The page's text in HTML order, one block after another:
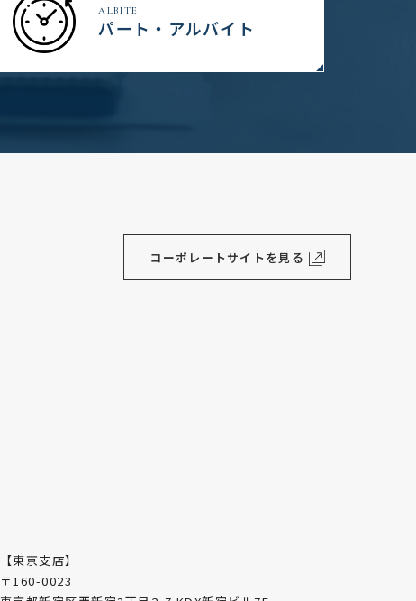
ALBITE
パート・アルバイト
コーポレートサイトを見る
【東京支店】
〒160-0023